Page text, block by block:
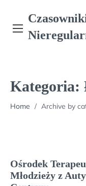
content
Kategoria:
Home / Archive by
Ośrodek
Młodzieży z